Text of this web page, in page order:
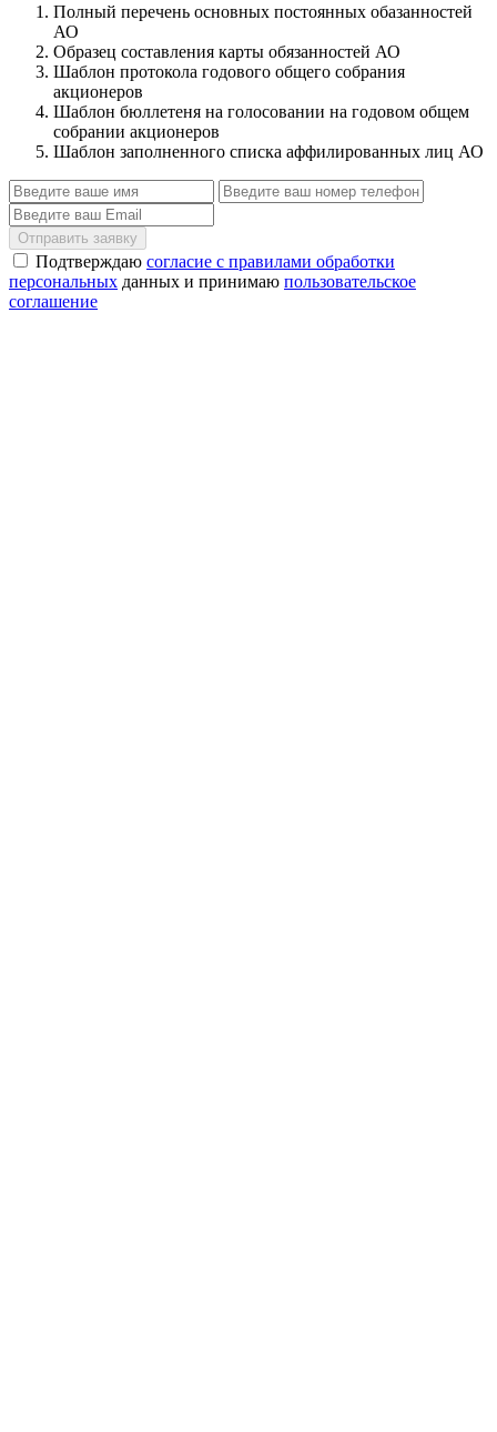
Полный перечень основных постоянных обазанностей
АО
Образец составления карты обязанностей АО
Шаблон протокола годового общего собрания
акционеров
Шаблон бюллетеня на голосовании на годовом общем
собрании акционеров
Шаблон заполненного списка аффилированных лиц АО
Отправить заявку
Подтверждаю согласие с правилами обработки
персональных данных и принимаю пользовательское
соглашение